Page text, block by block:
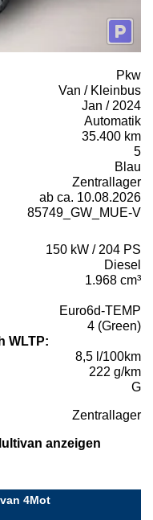
Pkw
Van / Kleinbus
Jan / 2024
Automatik
35.400 km
5
Blau
Zentrallager
ab ca. 10.08.2026
85749_GW_MUE-V
150 kW / 204 PS
Diesel
1.968 cm³
Euro6d-TEMP
4 (Green)
WLTP:
8,5 l/100km
222 g/km
G
Zentrallager
anzeigen
4Mot